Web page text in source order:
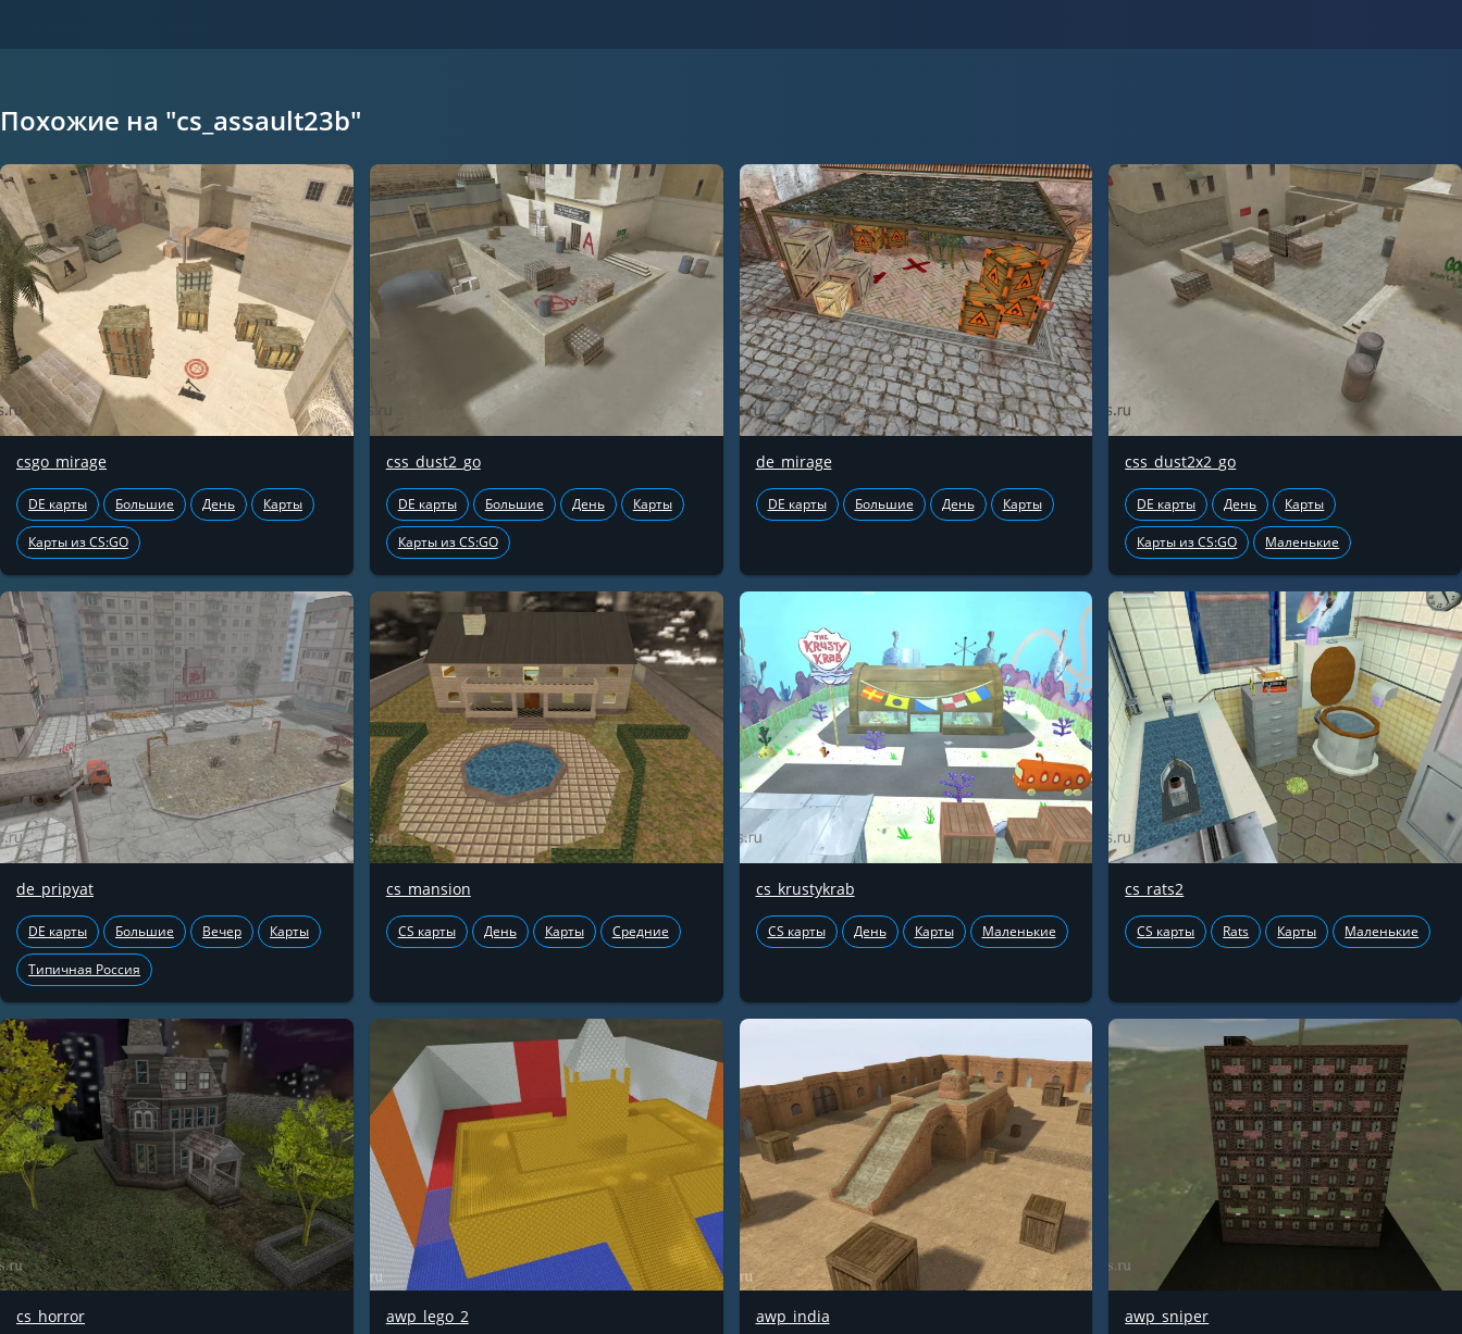
Похожие на "cs_assault23b"
csgo_mirage
DE карты Большие День Карты
Карты из CS:GO
css_dust2_go
DE карты Большие День Карты
Карты из CS:GO
de_mirage
DE карты Большие День Карты
css_dust2x2_go
DE карты День Карты
Карты из CS:GO Маленькие
de_pripyat
DE карты Большие Вечер Карты
Типичная Россия
cs_mansion
CS карты День Карты Средние
cs_krustykrab
CS карты День Карты Маленькие
cs_rats2
CS карты Rats Карты Маленькие
cs_horror awp_lego_2 awp_india awp_sniper